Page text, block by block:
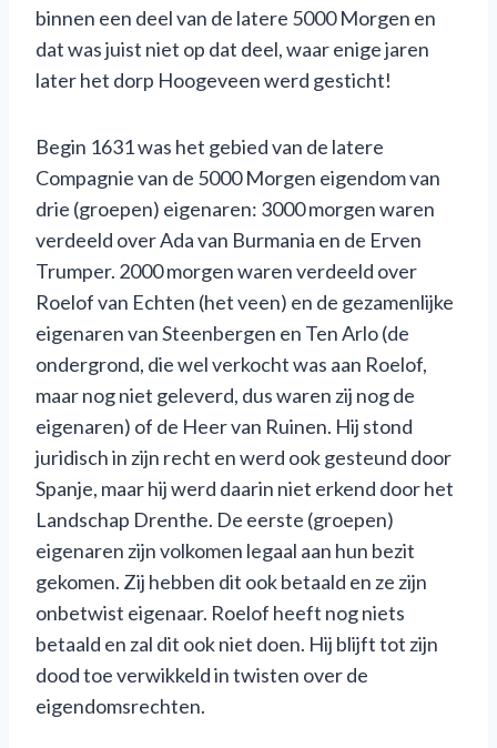
binnen een deel van de latere 5000 Morgen en
dat was juist niet op dat deel, waar enige jaren
later het dorp Hoogeveen werd gesticht!
Begin 1631 was het gebied van de latere
Compagnie van de 5000 Morgen eigendom van
drie (groepen) eigenaren: 3000 morgen waren
verdeeld over Ada van Burmania en de Erven
Trumper. 2000 morgen waren verdeeld over
Roelof van Echten (het veen) en de gezamenlijke
eigenaren van Steenbergen en Ten Arlo (de
ondergrond, die wel verkocht was aan Roelof,
maar nog niet geleverd, dus waren zij nog de
eigenaren) of de Heer van Ruinen. Hij stond
juridisch in zijn recht en werd ook gesteund door
Spanje, maar hij werd daarin niet erkend door het
Landschap Drenthe. De eerste (groepen)
eigenaren zijn volkomen legaal aan hun bezit
gekomen. Zij hebben dit ook betaald en ze zijn
onbetwist eigenaar. Roelof heeft nog niets
betaald en zal dit ook niet doen. Hij blijft tot zijn
dood toe verwikkeld in twisten over de
eigendomsrechten.